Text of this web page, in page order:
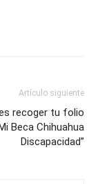
Artículo siguiente
recoger tu folio
Beca Chihuahua
Discapacidad”